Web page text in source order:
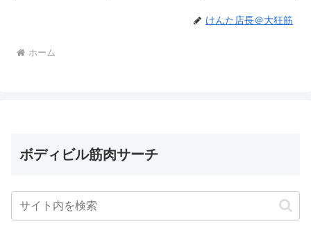
けんた店長＠大狂筋
ホーム
ボディビル筋肉サーチ